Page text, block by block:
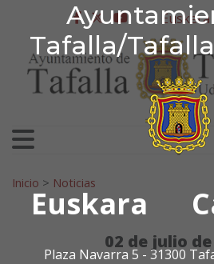
Tafalla/
Euskara
Plaza Navarra 5 - 31300
Ir al contenidofacebook
twitter
youtube
Euskera
Search for:
Inicio > Noticias
02 de julio